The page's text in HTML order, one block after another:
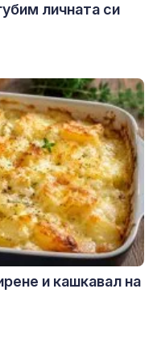
личната си
и кашкавал на